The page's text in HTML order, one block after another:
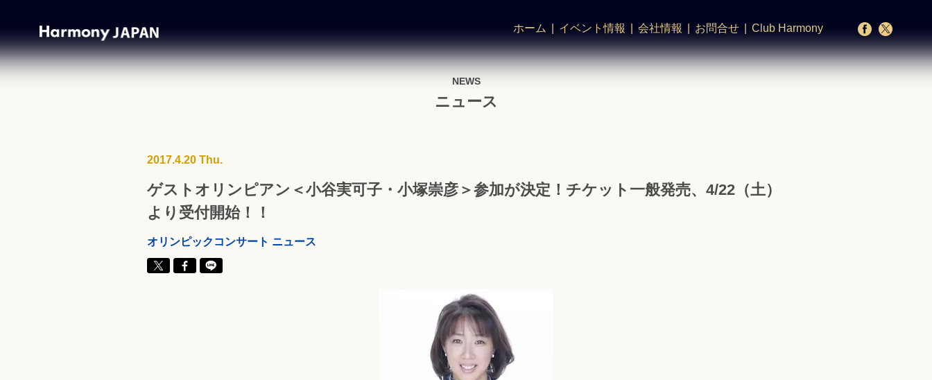
ホーム イベント情報 会社情報 お問合せ Club Harmony
NEWS
ニュース
2017.4.20 Thu.
ゲストオリンピアン＜小谷実可子・小塚崇彦＞参加が決定！チケット一般発売、4/22（土）
より受付開始！！
オリンピックコンサート ニュース